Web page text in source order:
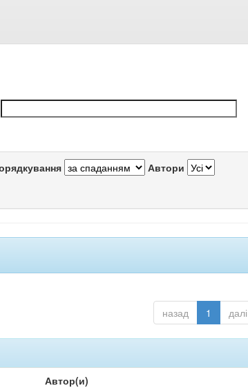
Автори
назад 1 далі
Автор(и)